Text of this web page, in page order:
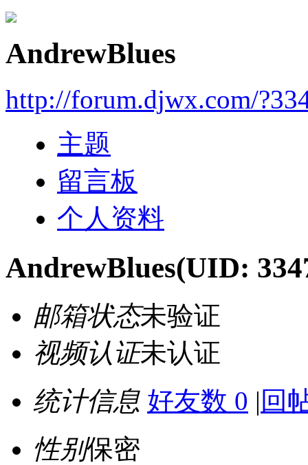
AndrewBlues
http://forum.djwx.com/
主题
留言板
个人资料
AndrewBlues(UID:
邮箱状态未验证
视频认证未认证
统计信息 好友数 0 | 回
性别保密